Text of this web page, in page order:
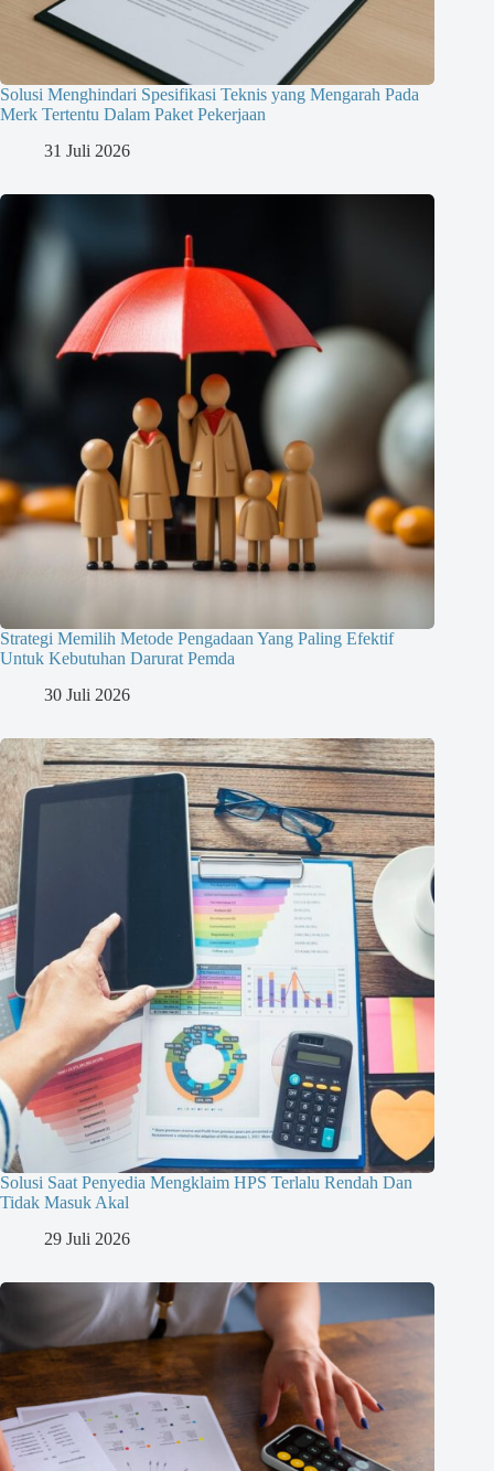
Solusi Menghindari Spesifikasi Teknis yang Mengarah Pada
Merk Tertentu Dalam Paket Pekerjaan
31 Juli 2026
Strategi Memilih Metode Pengadaan Yang Paling Efektif
Untuk Kebutuhan Darurat Pemda
30 Juli 2026
Solusi Saat Penyedia Mengklaim HPS Terlalu Rendah Dan
Tidak Masuk Akal
29 Juli 2026